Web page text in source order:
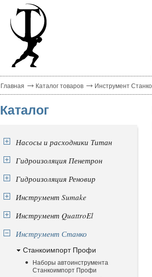
Главная Каталог товаров Инструмент Станко
Каталог
Насосы и расходники Титан
Гидроизоляция Пенетрон
Гидроизоляция Реновир
Инструмент Sumake
Инструмент QuattroEl
Инструмент Станко
Станкоимпорт Профи
Наборы автоинструмента
Станкоимпорт Профи